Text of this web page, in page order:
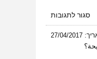
סגור לתגובותעל
משדה
2017